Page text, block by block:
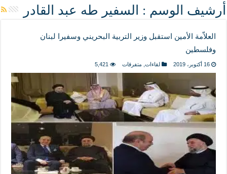
مواقف وآراء العلاّمة السيد علي الأمين من الأحداث والقضايا - اضغط للاطلاع
إذا كان التسنن هو الإيمان بسنة رسول الله ( صلى الله عليه وآله) فكلّ
علاقات المذاهب والأديان لا يجوز أن تكون على حساب الأوطان
لن تحمينا مذاهبنا ولا طوائفنا ولا أحزابنا ولا جماعاتنا، بل الإنصهار الوطني والدولة
المذاهب ليست قدرًا لا يمكن تجاوزه
ليست المنفعة تأتي من إسلامية النّظام كما لا تأتي المضرة من مسيحية النظام
المتهاون بوطنه متهاون بدينه حتماً
نسج العلاقة مع الآخر تكون من خلال منظومة القيم و المبادئ الانسانية التي تجعل
أرشيف الوسم : السفير طه عبد القادر
العلاّمة الأمين استقبل وزير التربية البحريني وسفيرا لبنان
وفلسطين
16 أكتوبر، 2019 لقاءات, متفرقات 5,421